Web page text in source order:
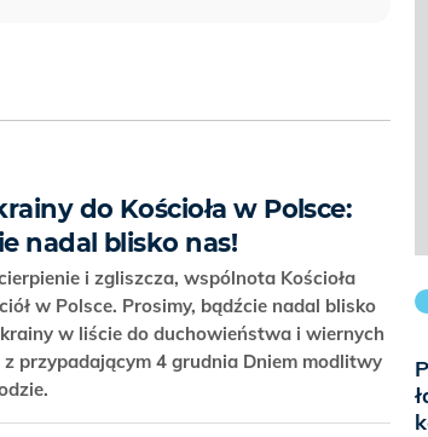
do Kościoła w Polsce:
nadal blisko nas!
i zgliszcza, wspólnota Kościoła
w Polsce. Prosimy, bądźcie nadal blisko
w liście do duchowieństwa i wiernych
przypadającym 4 grudnia Dniem modlitwy